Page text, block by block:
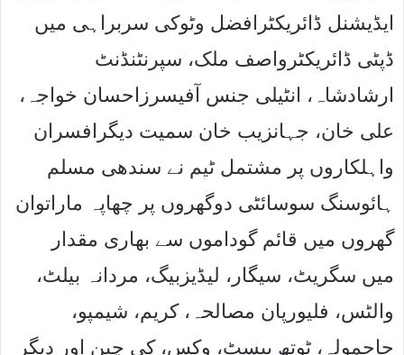
ایڈیشنل ڈائریکٹرافضل وٹوکی سربراہی میں
ڈپٹی ڈائریکٹرواصف ملک، سپرنٹنڈنٹ
ارشادشاہ، انٹیلی جنس آفیسرزاحسان خواجہ،
علی خان، جہانزیب خان سمیت دیگرافسران
واہلکاروں پر مشتمل ٹیم نے سندھی مسلم
ہائوسنگ سوسائٹی دوگھروں پر چھاپہ ماراتوان
گھروں میں قائم گوداموں سے بھاری مقدار
میں سگریٹ، سیگار، لیڈیزبیگ، مردانہ بیلٹ،
والٹس، فلیورپان مصالحہ، کریم، شیمپو،
حاجمولہ، ٹوتھ پیسٹ، وکس، کی چین اور دیگر